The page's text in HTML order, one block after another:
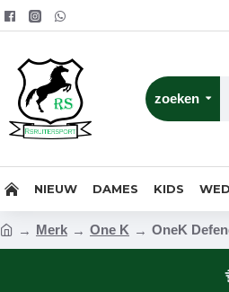
zoeken
NIEUW DAMES KIDS
Merk One K OneK